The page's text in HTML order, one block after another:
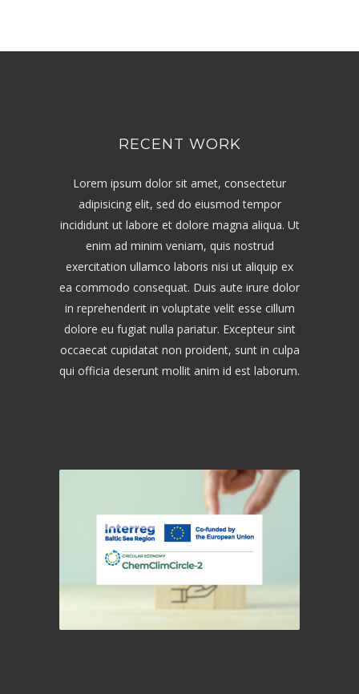
RECENT WORK
Lorem ipsum dolor sit amet, consectetur
adipisicing elit, sed do eiusmod tempor
incididunt ut labore et dolore magna aliqua. Ut
enim ad minim veniam, quis nostrud
exercitation ullamco laboris nisi ut aliquip ex
ea commodo consequat. Duis aute irure dolor
in reprehenderit in voluptate velit esse cillum
dolore eu fugiat nulla pariatur. Excepteur sint
occaecat cupidatat non proident, sunt in culpa
qui officia deserunt mollit anim id est laborum.